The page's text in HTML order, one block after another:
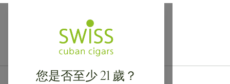
您是否至少 21 歲？
提供寄往加拿大、英國及澳洲的國際運送服務！